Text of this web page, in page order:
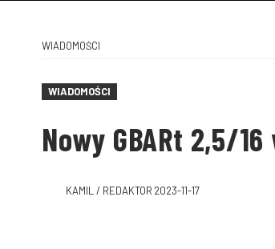
WIADOMOŚCI
WIADOMOŚCI
Nowy GBARt 2,5/
KAMIL / REDAKTOR 2023-11-17